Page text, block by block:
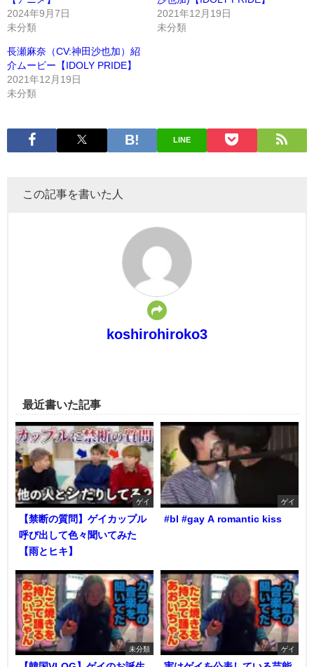
2024年9月7日
未分類
2021年12月19日
未分類
長瀬麻奈（CV:神田沙也加）紹
介ムービー【IDOLY PRIDE】
2021年12月19日
未分類
LINE
この記事を書いた人
koshirohiroko3
最近書いた記事
ゲイ
【禁断の質問】ゲイカップル
呼び出して色々聞いてみた
【雨とヒキ】
ゲイ
#bl #gay A romantic kiss
未分類 ゲイ